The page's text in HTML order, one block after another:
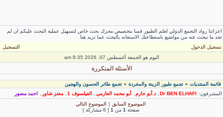
رواد التجمع الدولي لعلم الطيور قمنا بتخصيص محرك بحث خاص لتسهيل عملية البحث عليكم ان لم
ما تبحث عنه من مواضيع باستطاعتك الاستعانه بالبحث عما تريد هنا
تسجيل الدخول
التسجيل
اليوم هو الجمعة أغسطس 07, 2026 8:35 am
الأسئلة المتكررة
قائمة المنتديات» تجمع طيور الزينة والمغردة» تجمع طائر الحسون والهجين
Dr BEN ELHAFI
, د.أبو حازم, أبو محمد العازمي , الفيلسوف 1 , معتز شاور
احمد مصور
الموضوع السابق| الموضوع التالي
صفحة1 من [ 6 مشاركة ]